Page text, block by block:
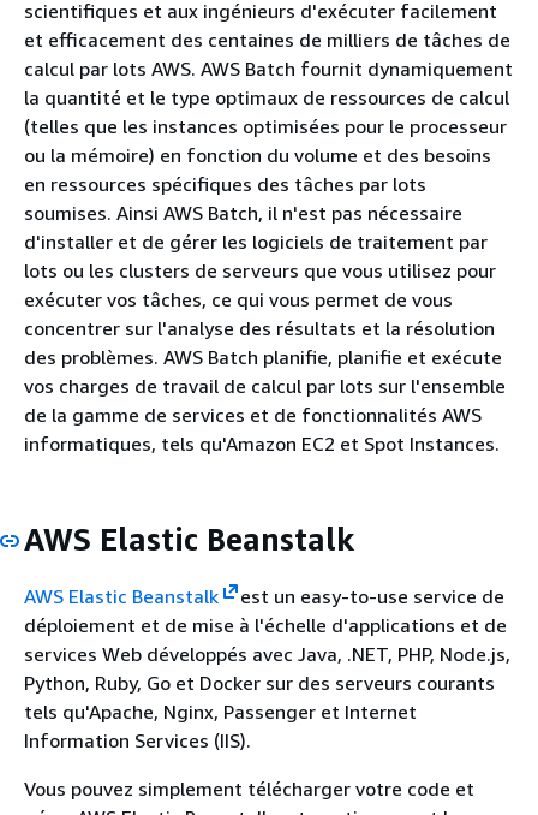
scientifiques et aux ingénieurs d'exécuter facilement
et efficacement des centaines de milliers de tâches de
calcul par lots AWS. AWS Batch fournit dynamiquement
la quantité et le type optimaux de ressources de calcul
(telles que les instances optimisées pour le processeur
ou la mémoire) en fonction du volume et des besoins
en ressources spécifiques des tâches par lots
soumises. Ainsi AWS Batch, il n'est pas nécessaire
d'installer et de gérer les logiciels de traitement par
lots ou les clusters de serveurs que vous utilisez pour
exécuter vos tâches, ce qui vous permet de vous
concentrer sur l'analyse des résultats et la résolution
des problèmes. AWS Batch planifie, planifie et exécute
vos charges de travail de calcul par lots sur l'ensemble
de la gamme de services et de fonctionnalités AWS
informatiques, tels qu'Amazon EC2 et Spot Instances.
AWS Elastic Beanstalk
AWS Elastic Beanstalk
est un easy-to-use service de
déploiement et de mise à l'échelle d'applications et de
services Web développés avec Java, .NET, PHP, Node.js,
Python, Ruby, Go et Docker sur des serveurs courants
tels qu'Apache, Nginx, Passenger et Internet
Information Services (IIS).
Vous pouvez simplement télécharger votre code et